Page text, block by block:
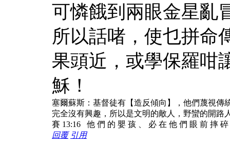
可憐餓到兩眼金星亂
所以話啫，使乜拼命
果頭近，或學保羅咁
穌！
塞爾蘇斯：基督徒有【造反傾向】，他們蔑視傳
完全沒有興趣，所以是文明的敵人，野蠻的開路
賽 13:16 他 們 的 嬰 孩 、 必 在 他 們 眼 前 摔
回覆 引用